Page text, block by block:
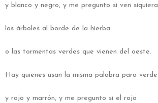
y blanco y negro, y me pregunto si ven siquiera
los árboles al borde de la hierba
o las tormentas verdes que vienen del oeste.
Hay quienes usan la misma palabra para verde
y rojo y marrón, y me pregunto si el rojo